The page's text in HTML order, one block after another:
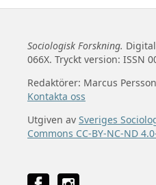
Sociologisk Forskning.
066X. Tryckt version: ISSN
Redaktörer: Marcus
Kontakta oss
Utgiven av Sveriges
Commons CC-BY-NC-ND